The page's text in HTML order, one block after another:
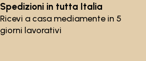
Spedizioni in tutta Italia
Ricevi a casa mediamente in 5
giorni lavorativi